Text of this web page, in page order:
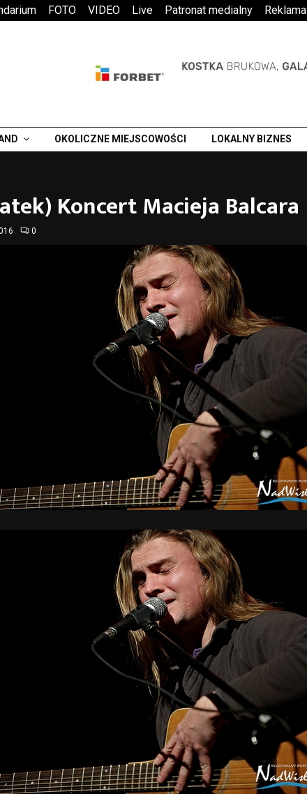
FOTO VIDEO Live Patronat medialny Reklama
OKOLICZNE MIEJSCOWOŚCI LOKALNY BIZNES
Koncert Macieja Balcara
0